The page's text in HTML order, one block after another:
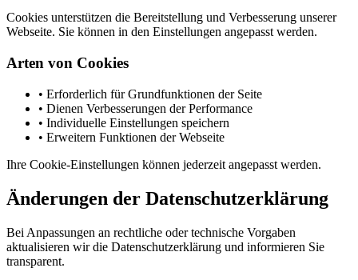
Cookies unterstützen die Bereitstellung und Verbesserung unserer
Webseite. Sie können in den Einstellungen angepasst werden.
Arten von Cookies
• Erforderlich für Grundfunktionen der Seite
• Dienen Verbesserungen der Performance
• Individuelle Einstellungen speichern
• Erweitern Funktionen der Webseite
Ihre Cookie-Einstellungen können jederzeit angepasst werden.
Änderungen der Datenschutzerklärung
Bei Anpassungen an rechtliche oder technische Vorgaben
aktualisieren wir die Datenschutzerklärung und informieren Sie
transparent.